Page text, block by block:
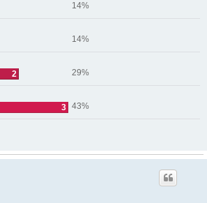
14%
14%
2
29%
3 43%